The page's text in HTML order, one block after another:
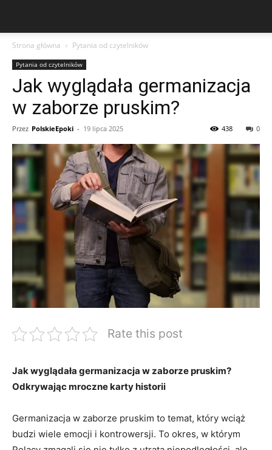
Strona główna Pytania od czytelników
Pytania od czytelników
Jak wyglądała germanizacja
w zaborze pruskim?
Przez PolskieEpoki - 19 lipca 2025 0
438
Rate this post
Jak ​wyglądała germanizacja w zaborze pruskim?
Odkrywając mroczne karty historii
Germanizacja w zaborze pruskim to temat,‍ który‌ wciąż
budzi wiele emocji⁢ i kontrowersji. To okres,⁣ w którym